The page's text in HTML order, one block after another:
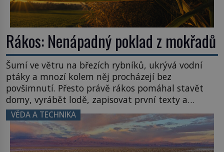
Rákos: Nenápadný poklad z mokřadů
Šumí ve větru na březích rybníků, ukrývá vodní
ptáky a mnozí kolem něj procházejí bez
povšimnutí. Přesto právě rákos pomáhal stavět
domy, vyrábět lodě, zapisovat první texty a
inspiroval řadu pověstí. Tato skromná, ale
užitečná rostlina provází člověka už tisíce let.
Většina lidí vnímá rákos jen jako obyčejnou kulisu
letního koupání. Stačí se však podívat […]
VĚDA A TECHNIKA